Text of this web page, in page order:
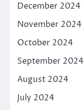
December 2024
November 2024
October 2024
September 2024
August 2024
July 2024